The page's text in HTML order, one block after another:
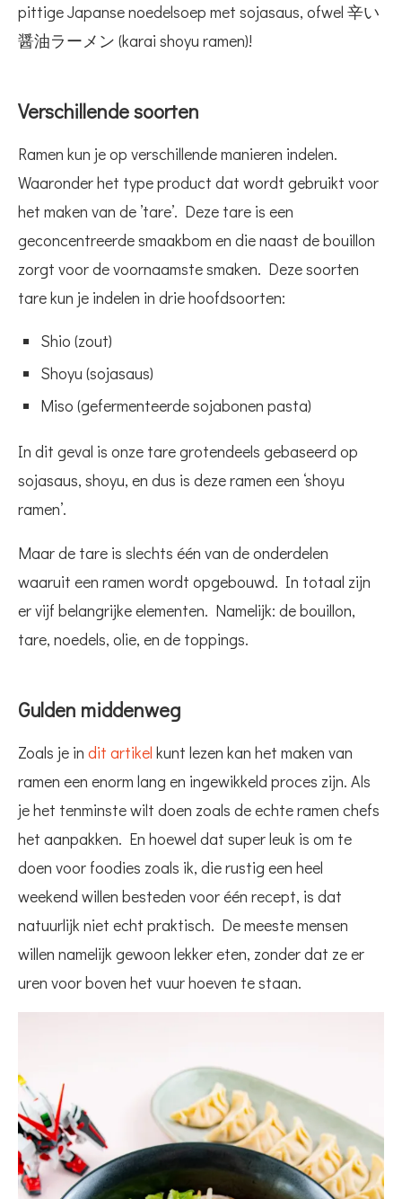
pittige Japanse noedelsoep met sojasaus, ofwel 辛い
醤油ラーメン (karai shoyu ramen)!
Verschillende soorten
Ramen kun je op verschillende manieren indelen.
Waaronder het type product dat wordt gebruikt voor
het maken van de ’tare’. Deze tare is een
geconcentreerde smaakbom en die naast de bouillon
zorgt voor de voornaamste smaken. Deze soorten
tare kun je indelen in drie hoofdsoorten:
Shio (zout)
Shoyu (sojasaus)
Miso (gefermenteerde sojabonen pasta)
In dit geval is onze tare grotendeels gebaseerd op
sojasaus, shoyu, en dus is deze ramen een ‘shoyu
ramen’.
Maar de tare is slechts één van de onderdelen
waaruit een ramen wordt opgebouwd. In totaal zijn
er vijf belangrijke elementen. Namelijk: de bouillon,
tare, noedels, olie, en de toppings.
Gulden middenweg
Zoals je in dit artikel kunt lezen kan het maken van
ramen een enorm lang en ingewikkeld proces zijn. Als
je het tenminste wilt doen zoals de echte ramen chefs
het aanpakken. En hoewel dat super leuk is om te
doen voor foodies zoals ik, die rustig een heel
weekend willen besteden voor één recept, is dat
natuurlijk niet echt praktisch. De meeste mensen
willen namelijk gewoon lekker eten, zonder dat ze er
uren voor boven het vuur hoeven te staan.